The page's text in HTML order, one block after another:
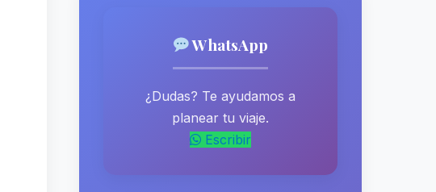
WhatsApp
¿Dudas? Te ayudamos a
planear tu viaje.
Escribir